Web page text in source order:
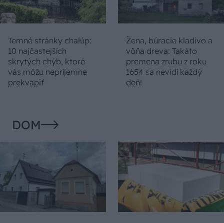
Temné stránky chalúp:
10 najčastejších
skrytých chýb, ktoré
vás môžu nepríjemne
prekvapiť
Žena, búracie kladivo a
vôňa dreva: Takáto
premena zrubu z roku
1654 sa nevidí každý
deň!
DOM